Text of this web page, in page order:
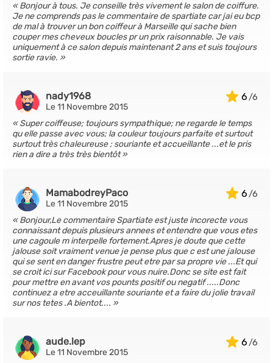
Bonjour à tous. Je conseille très vivement le salon de coiffure.
Je ne comprends pas le commentaire de spartiate car jai eu bcp
de mal à trouver un bon coiffeur à Marseille qui sache bien
couper mes cheveux boucles pr un prix raisonnable. Je vais
uniquement à ce salon depuis maintenant 2 ans et suis toujours
sortie ravie.
6
nady1968
Le 11 Novembre 2015
Super coiffeuse; toujours sympathique; ne regarde le temps
qu elle passe avec vous; la couleur toujours parfaite et surtout
surtout très chaleureuse ; souriante et accueillante ...et le pris
rien a dire a très très bientôt
6
MamabodreyPaco
Le 11 Novembre 2015
Bonjour,Le commentaire Spartiate est juste incorecte vous
connaissant depuis plusieurs annees et entendre que vous etes
une cagoule m interpelle fortement.Apres je doute que cette
jalouse soit vraiment venue je pense plus que c est une jalouse
qui se sent en danger frustre peut etre par sa propre vie ...Et qui
se croit ici sur Facebook pour vous nuire.Donc se site est fait
pour mettre en avant vos pounts positif ou negatif .....Donc
continuez a etre acceuillante souriante et a faire du jolie travail
sur nos tetes .A bientot....
6
aude.lep
Le 11 Novembre 2015